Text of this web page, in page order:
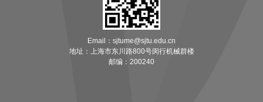
Email：sjtume@sjtu.edu.cn
地址：上海市东川路800号闵行机械群楼
邮编：200240